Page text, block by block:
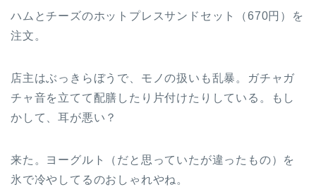
ハムとチーズのホットプレスサンドセット（670円）を
注文。
店主はぶっきらぼうで、モノの扱いも乱暴。ガチャガ
チャ音を立てて配膳したり片付けたりしている。もし
かして、耳が悪い？
来た。ヨーグルト（だと思っていたが違ったもの）を
氷で冷やしてるのおしゃれやね。